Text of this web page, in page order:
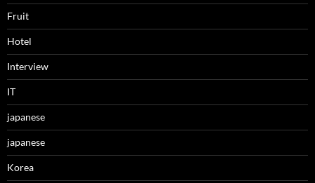
Fruit
Hotel
Interview
IT
japanese
japanese
Korea